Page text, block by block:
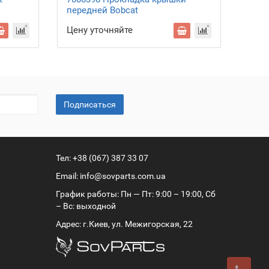
передней Bobcat
Цену уточняйте
Подписаться
Тел:+38 (067) 387 33 07
Email: info@sovparts.com.ua
График работы: Пн — Пт: 9:00 – 19:00, Сб
– Вс: выходной
Адрес: г.Киев, ул. Межигорская, 22